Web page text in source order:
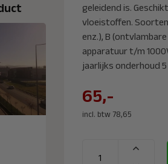
geleidend is.
vloeistoffen.
enz.), B
apparatuur t/m
jaarlijks onderhoud
65,-
incl. btw 78,65